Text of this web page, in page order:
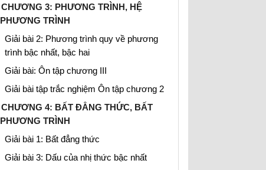
CHƯƠNG 3: PHƯƠNG TRÌNH, HỆ
PHƯƠNG TRÌNH
Giải bài 2: Phương trình quy về phương
trình bậc nhất, bậc hai
Giải bài: Ôn tập chương III
Giải bài tập trắc nghiệm Ôn tập chương 2
CHƯƠNG 4: BẤT ĐẲNG THỨC, BẤT
PHƯƠNG TRÌNH
Giải bài 1: Bất đẳng thức
Giải bài 3: Dấu của nhị thức bậc nhất